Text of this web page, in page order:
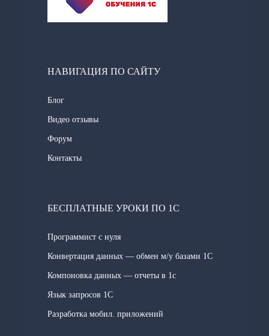
НАВИГАЦИЯ ПО САЙТУ
Блог
Видео отзывы
Форум
Контакты
БЕСПЛАТНЫЕ УРОКИ ПО 1С
Программист с нуля
Конвертация данных — обмен м/у базами 1С
Компоновка данных — отчеты в 1с
Язык запросов 1C
Разработка мобил. приложений